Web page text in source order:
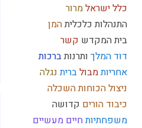
כלל ישראלמרור
התנהלות כלכליתהמן
בית המקדש קשר
דוד המלך ותרנותברכות
אחריותמבולבריתנגלה
ניצול הכוחותהשכלה
כיבוד הורים קדושה
משפחתיותחיים מעשיים